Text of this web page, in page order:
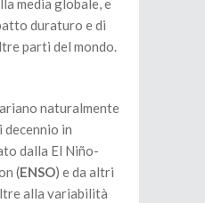
media globale, e
duraturo e di
parti del mondo.
naturalmente
decennio in
dalla El Niño-
(ENSO) e da altri
alla variabilità